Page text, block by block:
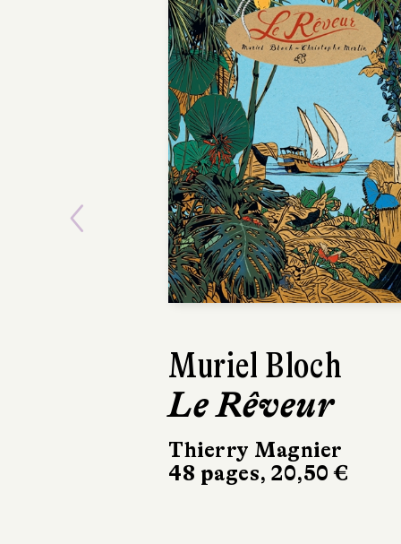
Muriel Bloch
Le Rêveur
Thierry Magnier
48 pages, 20,50 €
Previous